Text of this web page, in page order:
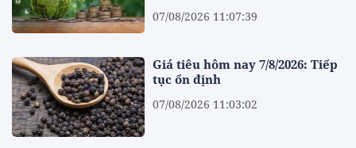
07/08/2026 11:07:39
Giá tiêu hôm nay 7/8/2026: Tiếp
tục ổn định
07/08/2026 11:03:02